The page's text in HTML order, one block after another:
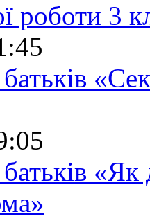
роботи 3